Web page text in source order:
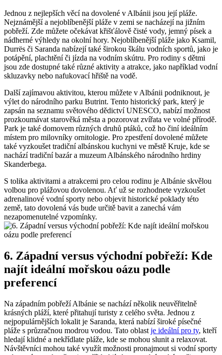
Jednou⁢ z nejlepších věcí ​na⁢ dovolené v Albánii jsou⁣ její pláže.
Nejznámější a nejoblíbenější pláže v zemi se ‍nacházejí na jižním
pobřeží. Zde ‍můžete očekávat křišťálově čisté vody, jemný​ písek‌ a
nádherné výhledy⁤ na okolní ​hory. Nejoblíbenější pláže jako Ksamil,
Durrës či Saranda nabízejí také⁣ širokou⁢ škálu vodních sportů,​ jako je
potápění, plachtění⁤ či⁣ jízda na⁣ vodním ‍skútru.​ Pro rodiny s dětmi
jsou zde dostupné také různé aktivity ‍a⁤ atrakce, ⁢jako například vodní
skluzavky​ nebo nafukovací hřiště na vodě.
Další zajímavou‌ aktivitou, kterou můžete ‌v ‍Albánii podniknout, ​je
⁢výlet do národního‌ parku Butrint. Tento historický park, ⁢který je
‌zapsán na seznamu světového dědictví UNESCO, nabízí možnost
prozkoumávat starověká města a⁤ pozorovat ⁤zvířata ⁢ve ⁢volné přírodě.​
Park je také domovem různých druhů ptáků, což ‌ho činí ideálním ​
místem pro milovníky ornitologie. Pro zpestření dovolené⁤ můžete
také⁢ vyzkoušet tradiční albánskou kuchyni ve městě ⁣Kruje, kde se
nachází tradiční bazár a muzeum Albánského národního hrdiny
Skanderbega.
S tolika⁢ aktivitami a atrakcemi‍ pro celou rodinu je Albánie skvělou
⁢volbou pro plážovou⁤ dovolenou. Ať už se‌ rozhodnete‍ vyzkoušet
⁢adrenalinové‌ vodní sporty nebo objevit historické poklady této
země, tato dovolená vás bude určitě bavit a​ zanechá vám​
nezapomenutelné vzpomínky.
6. Západní‌ versus východní⁣ pobřeží: ⁣Kde⁤
najít ideální⁢ mořskou oázu podle
preferencí
Na západním‌ pobřeží Albánie se‌ nachází několik neuvěřitelně⁢
krásných pláží,‍ které přitahují ‍turisty z ‌celého světa.⁣ Jednou z
nejpopulárnějších lokalit je⁣ Saranda,​ která nabízí široké písečné
pláže s průzračnou ⁣modrou⁣ vodou. Tato oblast je ideální pro ty, kteří
hledají ​klidné ​a⁢ nekřídlate pláže, kde ‌se⁤ mohou slunit a relaxovat.
Návštěvníci mohou také využít možnosti pronajmout si vodní ⁢sporty